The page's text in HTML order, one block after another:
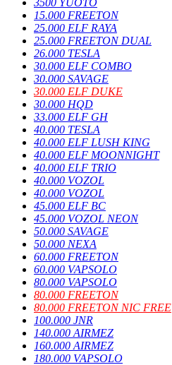
3500 YUOTO
15.000 FREETON
25.000 ELF RAYA
25.000 FREETON DUAL
26.000 TESLA
30.000 ELF COMBO
30.000 SAVAGE
30.000 ELF DUKE
30.000 HQD
33.000 ELF GH
40.000 TESLA
40.000 ELF LUSH KING
40.000 ELF MOONNIGHT
40.000 ELF TRIO
40.000 VOZOL
40.000 VOZOL
45.000 ELF BC
45.000 VOZOL NEON
50.000 SAVAGE
50.000 NEXA
60.000 FREETON
60.000 VAPSOLO
80.000 VAPSOLO
80.000 FREETON
80.000 FREETON NIC FREE
100.000 JNR
140.000 AIRMEZ
160.000 AIRMEZ
180.000 VAPSOLO